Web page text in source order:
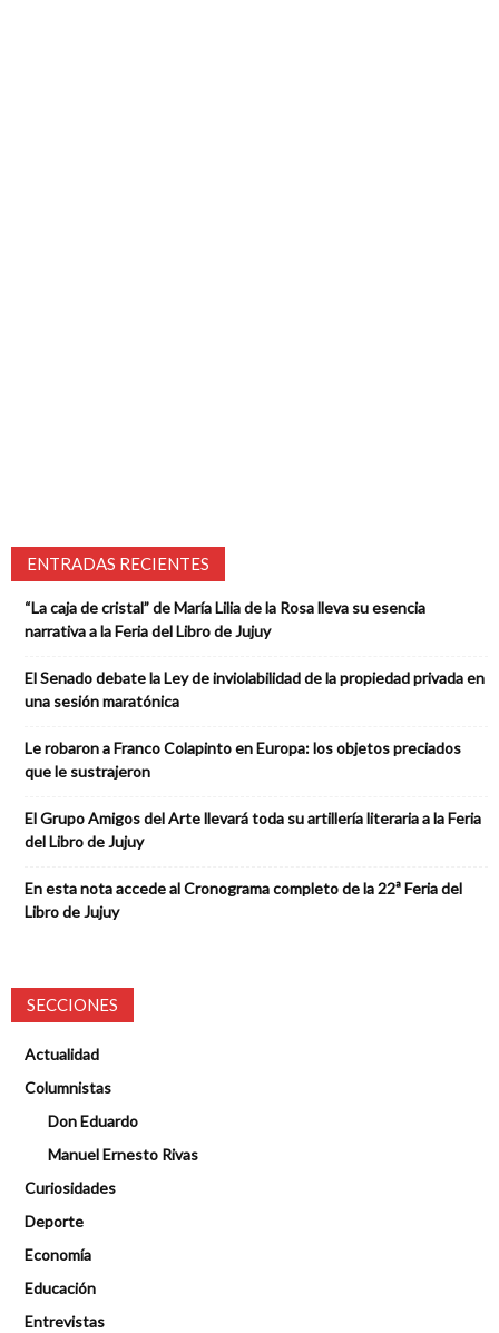
ENTRADAS RECIENTES
“La caja de cristal” de María Lilia de la Rosa lleva su esencia
narrativa a la Feria del Libro de Jujuy
El Senado debate la Ley de inviolabilidad de la propiedad privada en
una sesión maratónica
Le robaron a Franco Colapinto en Europa: los objetos preciados
que le sustrajeron
El Grupo Amigos del Arte llevará toda su artillería literaria a la Feria
del Libro de Jujuy
En esta nota accede al Cronograma completo de la 22ª Feria del
Libro de Jujuy
SECCIONES
Actualidad
Columnistas
Don Eduardo
Manuel Ernesto Rivas
Curiosidades
Deporte
Economía
Educación
Entrevistas